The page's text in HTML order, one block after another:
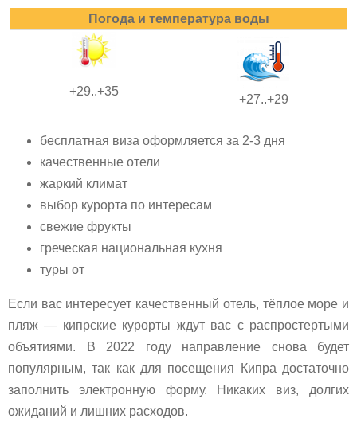
Погода и температура воды
+29..+35
+27..+29
бесплатная виза оформляется за 2-3 дня
качественные отели
жаркий климат
выбор курорта по интересам
свежие фрукты
греческая национальная кухня
туры от
Если вас интересует качественный отель, тёплое море и
пляж — кипрские курорты ждут вас с распростертыми
объятиями. В 2022 году направление снова будет
популярным, так как для посещения Кипра достаточно
заполнить электронную форму. Никаких виз, долгих
ожиданий и лишних расходов.